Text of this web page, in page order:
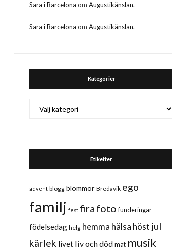
Sara i Barcelona omAugustikänslan.
Sara i Barcelona omAugustikänslan.
Kategorier
Etiketter
advent blogg blommor Bredavik ego
familj fest fira foto funderingar
födelsedag helg hemma hälsa höst jul
kärlek livet liv och död mat musik